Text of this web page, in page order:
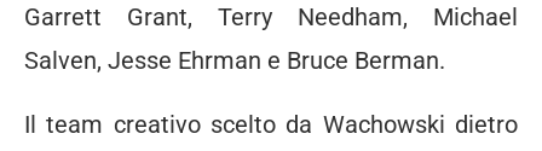
Garrett Grant, Terry Needham, Michael
Salven, Jesse Ehrman e Bruce Berman.
Il team creativo scelto da Wachowski dietro